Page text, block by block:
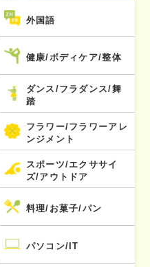
外国語
健康/ボディケア/整体
ダンス/フラダンス/舞
踏
フラワー/フラワーアレ
ンジメント
スポーツ/エクササイ
ズ/アウトドア
料理/お菓子/パン
パソコン/IT